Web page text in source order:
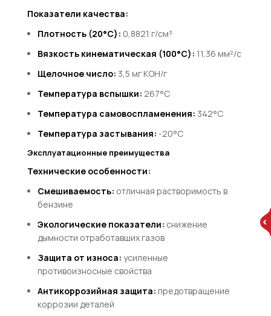
Показатели качества:
Плотность (20°C): 0,8821 г/см³
Вязкость кинематическая (100°C): 11,36 мм²/с
Щелочное число: 3,5 мг KOH/г
Температура вспышки: 267°C
Температура самовоспламенения: 342°C
Температура застывания: -20°C
Эксплуатационные преимущества
Технические особенности:
Смешиваемость: отличная растворимость в
бензине
Экологические показатели: снижение
дымности отработавших газов
Защита от износа: усиленные
противоизносные свойства
Антикоррозийная защита: предотвращение
коррозии деталей